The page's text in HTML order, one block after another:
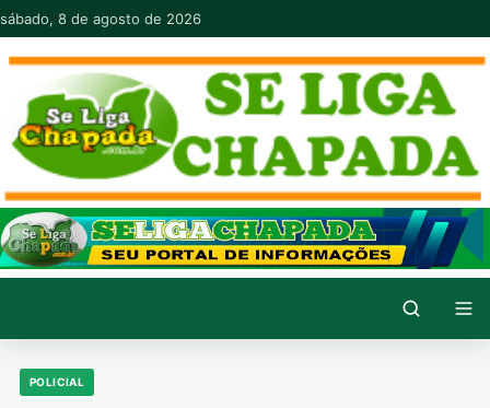
Pular para o conteúdo
sábado, 8 de agosto de 2026
POLICIAL